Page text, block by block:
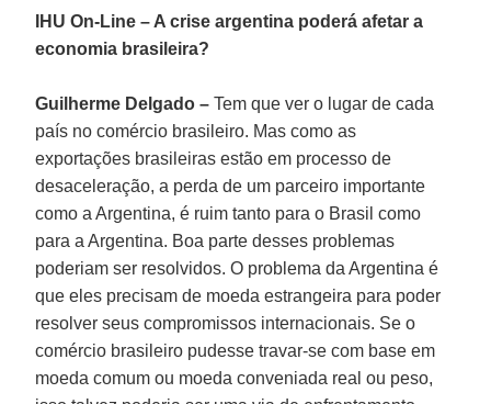
IHU On-Line– A crise argentina poderá afetar a
economia brasileira?
Guilherme Delgado – Tem que ver o lugar de cada
país no comércio brasileiro. Mas como as
exportações brasileiras estão em processo de
desaceleração, a perda de um parceiro importante
como a Argentina, é ruim tanto para o Brasil como
para a Argentina. Boa parte desses problemas
poderiam ser resolvidos. O problema da Argentina é
que eles precisam de moeda estrangeira para poder
resolver seus compromissos internacionais. Se o
comércio brasileiro pudesse travar-se com base em
moeda comum ou moeda conveniada real ou peso,